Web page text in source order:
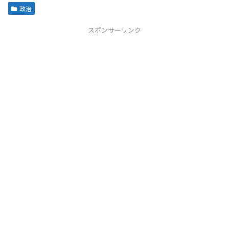
政治
スポンサーリンク